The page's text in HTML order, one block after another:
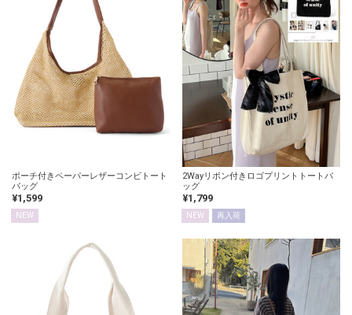
ポーチ付きペーパーレザーコンビトート
バッグ
¥1,599
NEW
2Wayリボン付きロゴプリントトートバ
ッグ
¥1,799
NEW 再入荷